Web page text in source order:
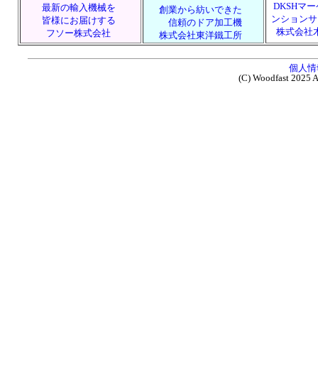
創業から紡いできた
信頼のドア加工機
株式会社東洋鐵工所
個人
(C) Woodfast 2025
DKSHマ
ンション
株式会社
最新の輸入機械を
皆様にお届けする
フソー株式会社